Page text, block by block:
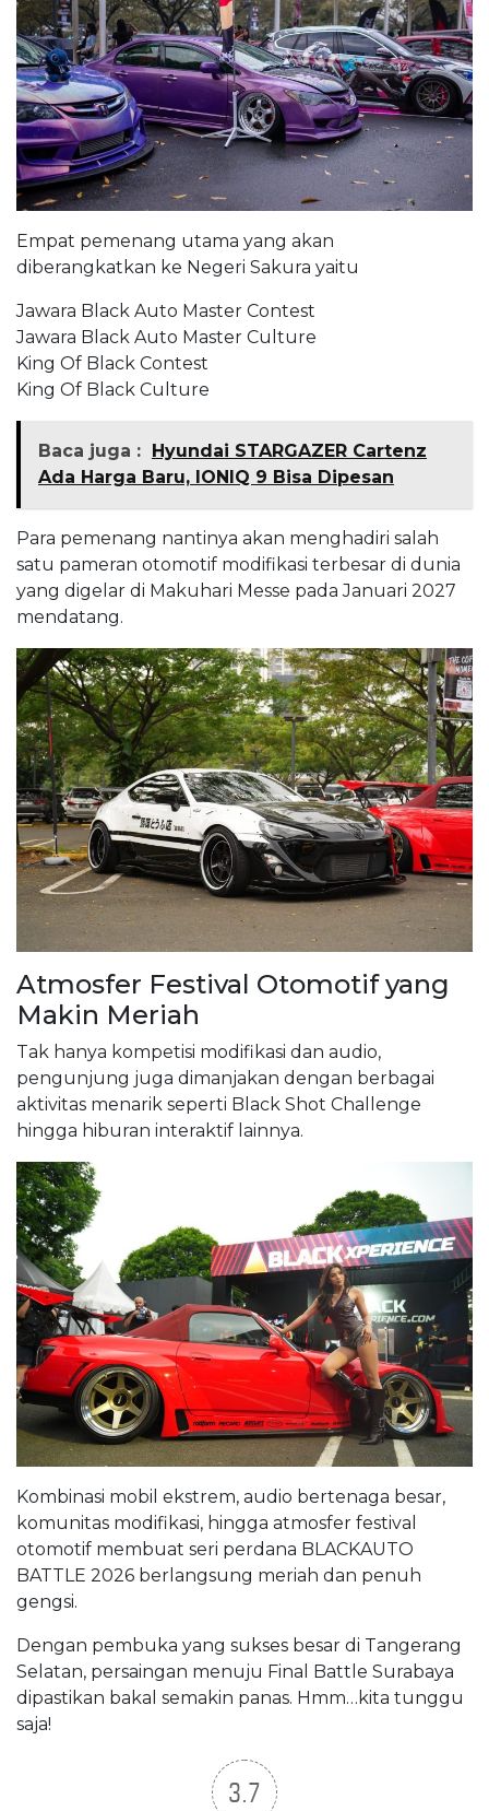
Empat pemenang utama yang akan
diberangkatkan ke Negeri Sakura yaitu
Jawara Black Auto Master Contest
Jawara Black Auto Master Culture
King Of Black Contest
King Of Black Culture
Baca juga : Hyundai STARGAZER Cartenz
Ada Harga Baru, IONIQ 9 Bisa Dipesan
Para pemenang nantinya akan menghadiri salah
satu pameran otomotif modifikasi terbesar di dunia
yang digelar di Makuhari Messe pada Januari 2027
mendatang.
Atmosfer Festival Otomotif yang
Makin Meriah
Tak hanya kompetisi modifikasi dan audio,
pengunjung juga dimanjakan dengan berbagai
aktivitas menarik seperti Black Shot Challenge
hingga hiburan interaktif lainnya.
Kombinasi mobil ekstrem, audio bertenaga besar,
komunitas modifikasi, hingga atmosfer festival
otomotif membuat seri perdana BLACKAUTO
BATTLE 2026 berlangsung meriah dan penuh
gengsi.
Dengan pembuka yang sukses besar di Tangerang
Selatan, persaingan menuju Final Battle Surabaya
dipastikan bakal semakin panas. Hmm…kita tunggu
saja!
3.7